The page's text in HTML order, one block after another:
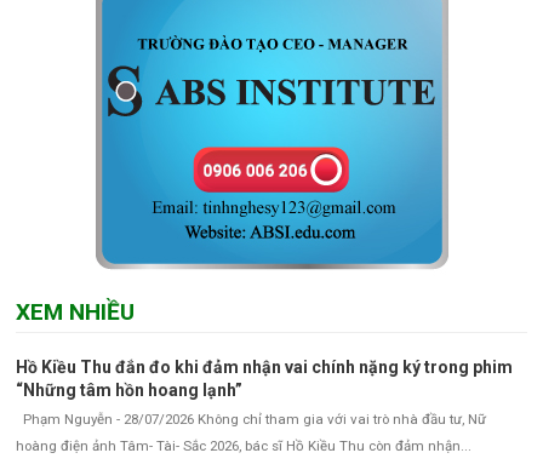
XEM NHIỀU
Hồ Kiều Thu đắn đo khi đảm nhận vai chính nặng ký trong phim
“Những tâm hồn hoang lạnh”
Phạm Nguyễn - 28/07/2026 Không chỉ tham gia với vai trò nhà đầu tư, Nữ
hoàng điện ảnh Tâm- Tài- Sắc 2026, bác sĩ Hồ Kiều Thu còn đảm nhận...